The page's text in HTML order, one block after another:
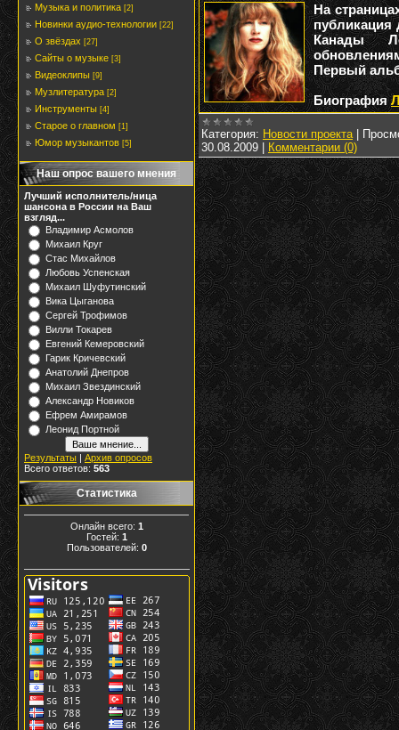
Музыка и политика [2]
Новинки аудио-технологии [22]
О звёздах [27]
Сайты о музыке [3]
Видеоклипы [9]
Музлитература [2]
Инструменты [4]
Старое о главном [1]
Юмор музыкантов [5]
Наш опрос вашего мнения
Лучший исполнитель/ница
шансона в России на Ваш
взгляд...
Владимир Асмолов
Михаил Круг
Стас Михайлов
Любовь Успенская
Михаил Шуфутинский
Вика Цыганова
Сергей Трофимов
Вилли Токарев
Евгений Кемеровский
Гарик Кричевский
Анатолий Днепров
Михаил Звездинский
Александр Новиков
Ефрем Амирамов
Леонид Портной
Результаты | Архив опросов
Всего ответов: 563
Статистика
Онлайн всего: 1
Гостей: 1
Пользователей: 0
На
публикация
Канады
Первый
Биография
Категория: Новости проекта |
30.08.2009 | Комментарии (0)